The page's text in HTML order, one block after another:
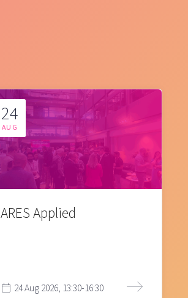
24
AUG
ARES Applied
24 Aug 2026, 13:30-16:30